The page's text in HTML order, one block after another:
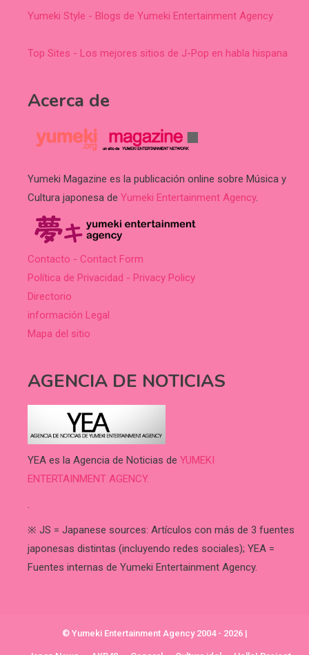
Yumeki Style - Blogs de Yumeki Entertainment Agency
Top Sites - Los mejores sitios de J-Pop en habla hispana
Acerca de
Yumeki Magazine es la publicación online sobre Música y
Cultura japonesa de Yumeki Entertainment Agency.
Contacto - Contact Form
Política de Privacidad - Privacy Policy
Directorio
información Legal
Mapa del sitio
AGENCIA DE NOTICIAS
YEA es la Agencia de Noticias de YUMEKI
ENTERTAINMENT AGENCY.
.
※ JS = Japanese sources: Artículos con más de 3 fuentes
japonesas distintas (incluyendo redes sociales); YEA =
Fuentes internas de Yumeki Entertainment Agency.
© Yumeki Entertainment Agency 2004 - 2026 |